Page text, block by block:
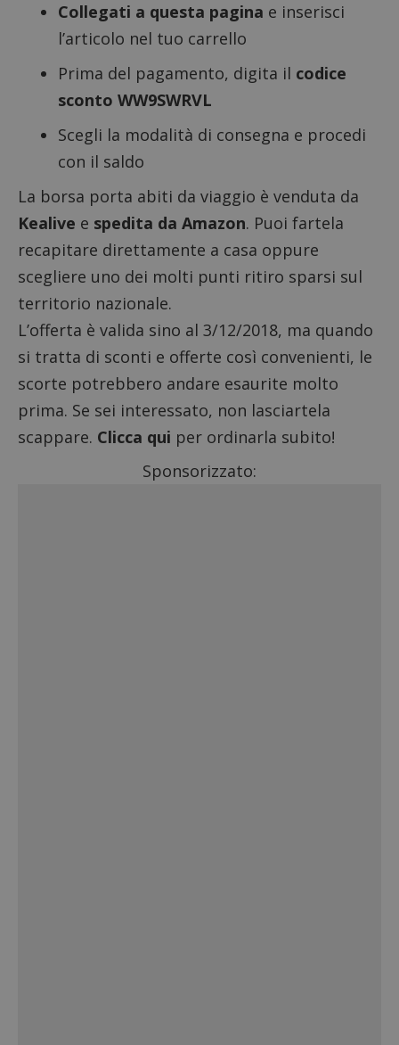
Collegati a questa pagina e inserisci
l’articolo nel tuo carrello
Prima del pagamento, digita il codice
sconto WW9SWRVL
Scegli la modalità di consegna e procedi
con il saldo
La borsa porta abiti da viaggio è venduta da
Kealive e spedita da Amazon. Puoi fartela
recapitare direttamente a casa oppure
scegliere uno dei molti punti ritiro sparsi sul
territorio nazionale.
L’offerta è valida sino al 3/12/2018, ma quando
si tratta di sconti e offerte così convenienti, le
scorte potrebbero andare esaurite molto
prima. Se sei interessato, non lasciartela
scappare. Clicca qui per ordinarla subito!
Sponsorizzato: